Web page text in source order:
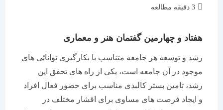
هفتاد و چهارمین گفتمان هنر و معماری
رشد و توسعه هر جامعه متناسب با بکارگیری توانائی های
موجود در آن جامعه است، یکی از راه های تحقق این
رشد، تامین بستر کالبدی مناسب برای حضور فعال افراد
و ایجاد فرصت های مساوی برای اقشار مختلف در